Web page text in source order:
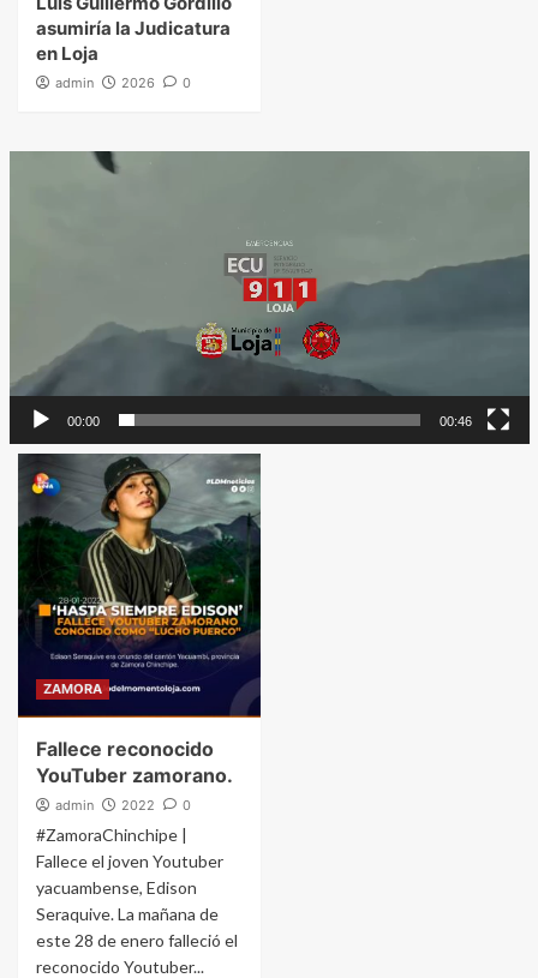
asumiría la Judicatura
en Loja
admin 2026 0
00:00 00:46
ZAMORA
Fallece reconocido
YouTuber zamorano.
admin 2022 0
#ZamoraChinchipe |
Fallece el joven Youtuber
yacuambense, Edison
Seraquive. La mañana de
este 28 de enero falleció el
reconocido Youtuber...